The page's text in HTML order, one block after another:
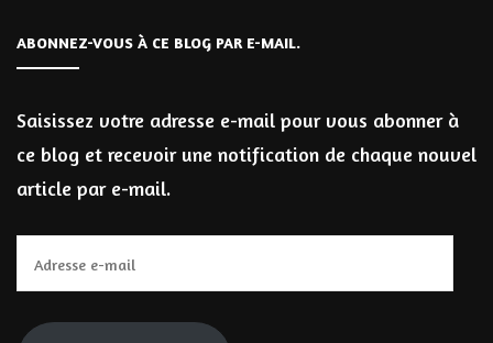
ABONNEZ-VOUS À CE BLOG PAR E-MAIL.
Saisissez votre adresse e-mail pour vous abonner à
ce blog et recevoir une notification de chaque nouvel
article par e-mail.
e-
mail